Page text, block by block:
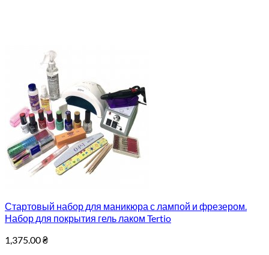
Стартовый набор для маникюра с лампой и фрезером.
Набор для покрытия гель лаком Tertio
1,375.00₴